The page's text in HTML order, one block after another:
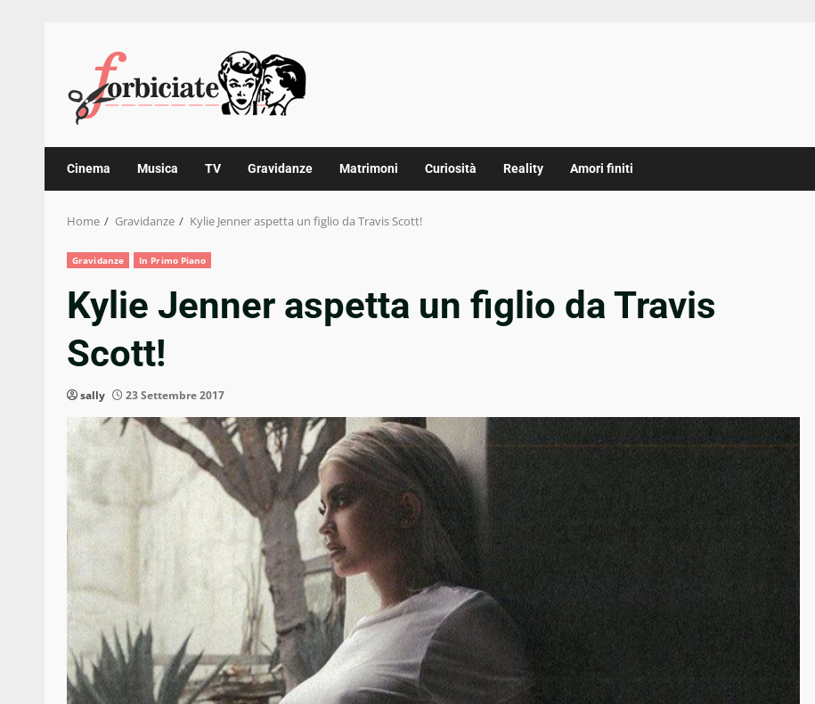
content
Cinema Musica TV Gravidanze Matrimoni Curiosità Reality Amori finiti
Home Gravidanze Kylie Jenner aspetta un figlio da Travis Scott!
Gravidanze In Primo Piano
Kylie Jenner aspetta un figlio da Travis
Scott!
sally 23 Settembre 2017